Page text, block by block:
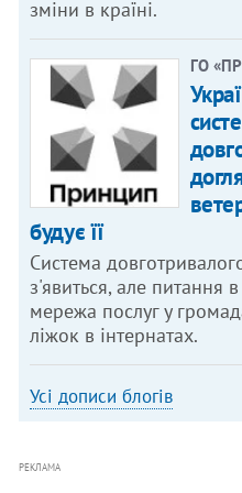
зміни в країні.
ГО
будує її
Система
з'явиться, але питання
мережа послуг у
ліжок в інтернатах.
Усі дописи блогів
РЕКЛАМА